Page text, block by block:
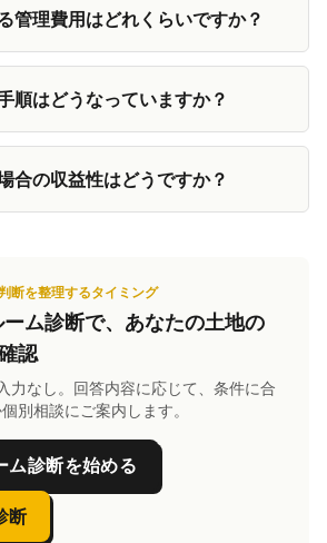
管理費用はどれくらいですか？
順はどうなっていますか？
合の収益性はどうですか？
断を整理するタイミング
ーム診断で、あなたの土地の
認
力なし。回答内容に応じて、条件に合
別相談にご案内します。
ム診断を始める
断